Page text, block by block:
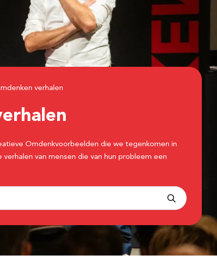
verhalen
Omdenkvoorbeelden die we tegenkomen in
van mensen die van hun probleem een